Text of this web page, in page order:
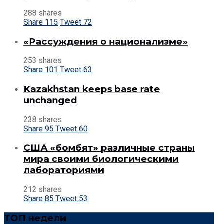
288 shares
Share 115 Tweet 72
«Рассуждения о национализме»
253 shares
Share 101 Tweet 63
Kazakhstan keeps base rate
unchanged
238 shares
Share 95 Tweet 60
США «бомбят» различные страны
мира своими биологическими
лабораториями
212 shares
Share 85 Tweet 53
ТОП недели